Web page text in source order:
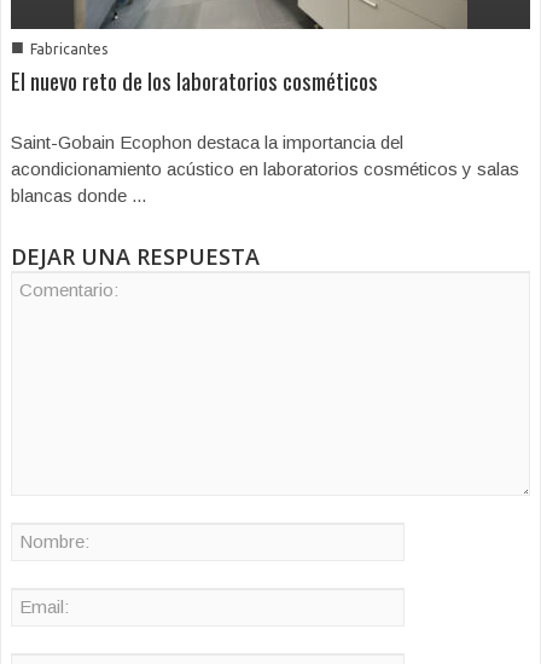
■ Fabricantes
El nuevo reto de los laboratorios cosméticos
Saint-Gobain Ecophon destaca la importancia del
acondicionamiento acústico en laboratorios cosméticos y salas
blancas donde ...
DEJAR UNA RESPUESTA